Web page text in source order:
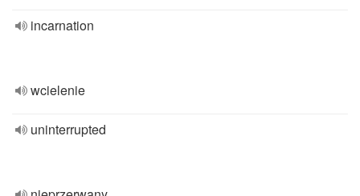
incarnation
wcielenie
uninterrupted